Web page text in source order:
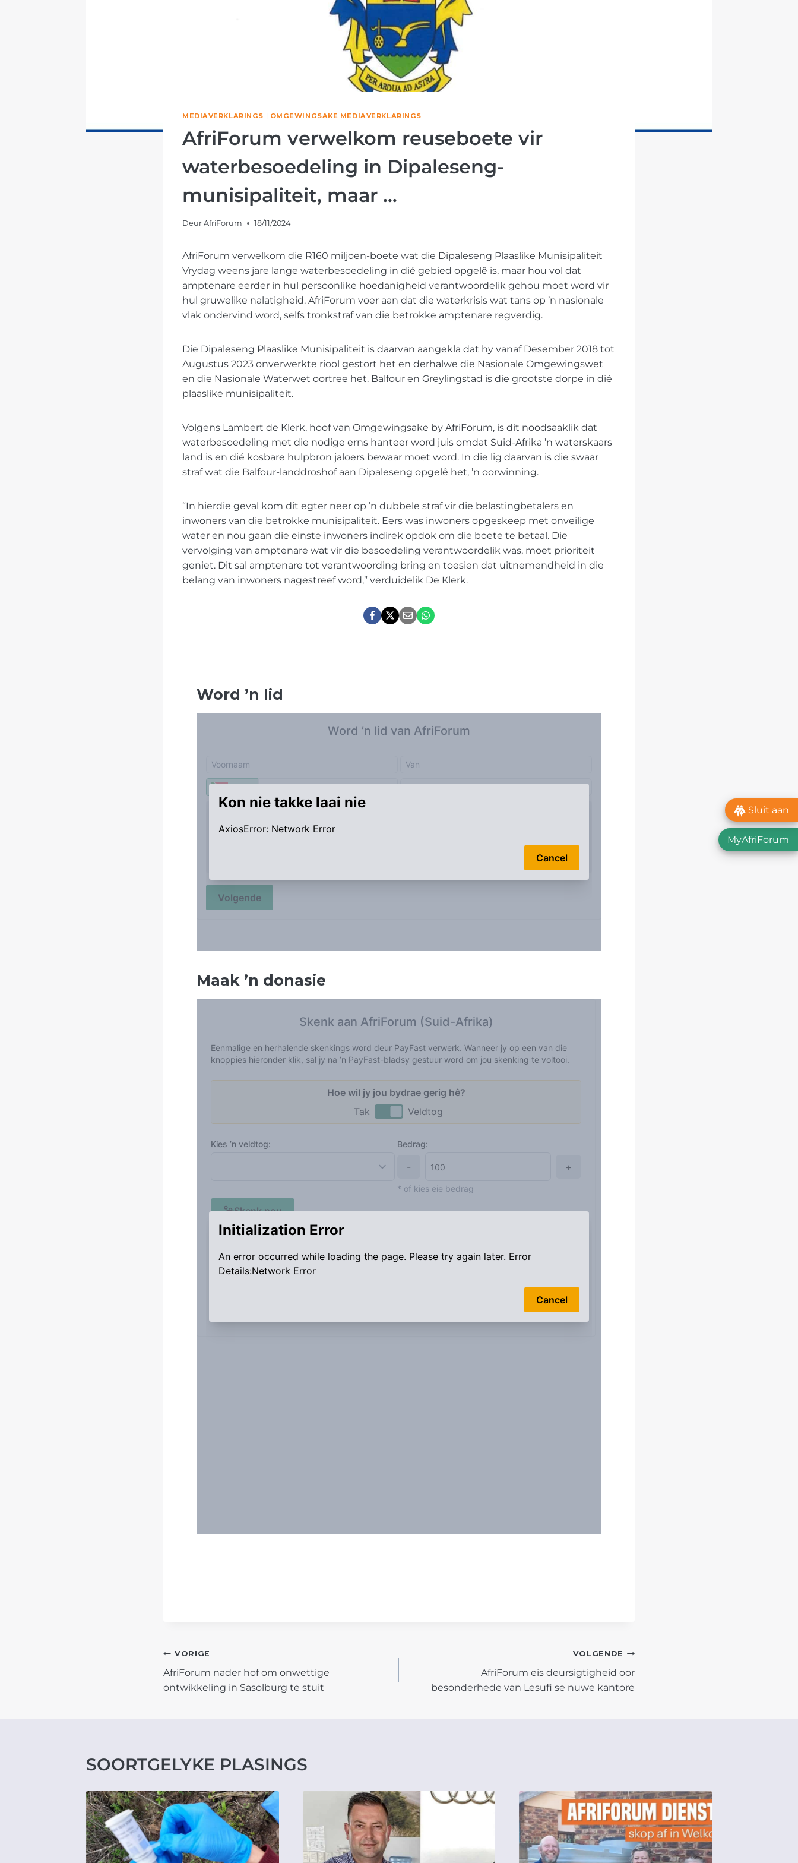
MEDIAVERKLARINGS | OMGEWINGSAKE MEDIAVERKLARINGS
AfriForum verwelkom reuseboete vir
waterbesoedeling in Dipaleseng-
munisipaliteit, maar …
Deur AfriForum 18/11/2024
AfriForum verwelkom die R160 miljoen-boete wat die Dipaleseng Plaaslike Munisipaliteit
Vrydag weens jare lange waterbesoedeling in dié gebied opgelê is, maar hou vol dat
amptenare eerder in hul persoonlike hoedanigheid verantwoordelik gehou moet word vir
hul gruwelike nalatigheid. AfriForum voer aan dat die waterkrisis wat tans op ’n nasionale
vlak ondervind word, selfs tronkstraf van die betrokke amptenare regverdig.
Die Dipaleseng Plaaslike Munisipaliteit is daarvan aangekla dat hy vanaf Desember 2018 tot
Augustus 2023 onverwerkte riool gestort het en derhalwe die Nasionale Omgewingswet
en die Nasionale Waterwet oortree het. Balfour en Greylingstad is die grootste dorpe in dié
plaaslike munisipaliteit.
Volgens Lambert de Klerk, hoof van Omgewingsake by AfriForum, is dit noodsaaklik dat
waterbesoedeling met die nodige erns hanteer word juis omdat Suid-Afrika ’n waterskaars
land is en dié kosbare hulpbron jaloers bewaar moet word. In die lig daarvan is die swaar
straf wat die Balfour-landdroshof aan Dipaleseng opgelê het, ’n oorwinning.
“In hierdie geval kom dit egter neer op ’n dubbele straf vir die belastingbetalers en
inwoners van die betrokke munisipaliteit. Eers was inwoners opgeskeep met onveilige
water en nou gaan die einste inwoners indirek opdok om die boete te betaal. Die
vervolging van amptenare wat vir die besoedeling verantwoordelik was, moet prioriteit
geniet. Dit sal amptenare tot verantwoording bring en toesien dat uitnemendheid in die
belang van inwoners nagestreef word,” verduidelik De Klerk.
Word ’n lid
Maak ’n donasie
POST
NAVIGATION
VORIGE
AfriForum nader hof om onwettige
ontwikkeling in Sasolburg te stuit
VOLGENDE
AfriForum eis deursigtigheid oor
besonderhede van Lesufi se nuwe kantore
SOORTGELYKE PLASINGS
Sluit aan
MyAfriForum